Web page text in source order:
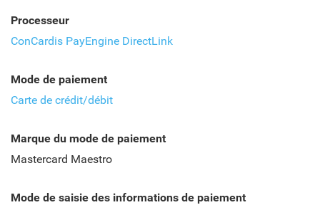
Processeur
ConCardis PayEngine DirectLink
Mode de paiement
Carte de crédit/débit
Marque du mode de paiement
Mastercard Maestro
Mode de saisie des informations de paiement